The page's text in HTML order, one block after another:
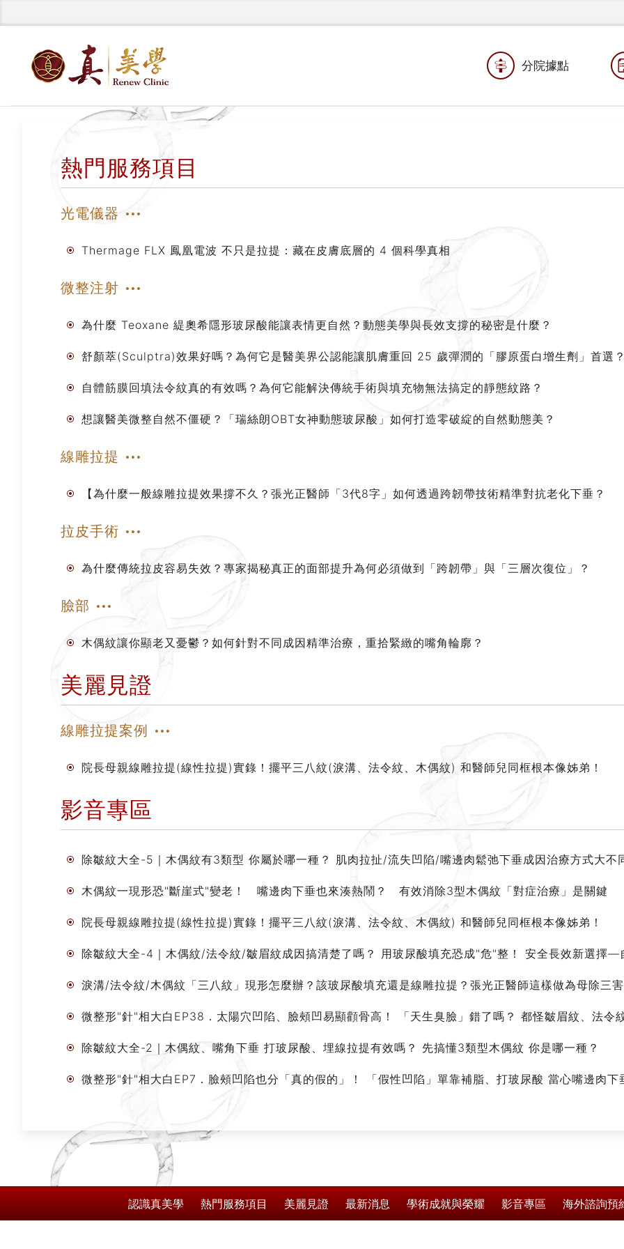
分院據點
熱門服務項目
光電儀器
Thermage FLX 鳳凰電波 不只是拉提：藏在皮膚底層的 4 個科學真相
微整注射
為什麼 Teoxane 緹奧希隱形玻尿酸能讓表情更自然？動態美學與長效支撐的秘密是什麼？
舒顏萃(Sculptra)效果好嗎？為何它是醫美界公認能讓肌膚重回 25 歲彈潤的「膠原蛋白增生劑」首選
自體筋膜回填法令紋真的有效嗎？為何它能解決傳統手術與填充物無法搞定的靜態紋路？
想讓醫美微整自然不僵硬？「瑞絲朗OBT女神動態玻尿酸」如何打造零破綻的自然動態美？
線雕拉提
【為什麼一般線雕拉提效果撐不久？張光正醫師「3代8字」如何透過跨韌帶技術精準對抗老化下垂？
拉皮手術
為什麼傳統拉皮容易失效？專家揭秘真正的面部提升為何必須做到「跨韌帶」與「三層次復位」？
臉部
木偶紋讓你顯老又憂鬱？如何針對不同成因精準治療，重拾緊緻的嘴角輪廓？
美麗見證
線雕拉提案例
院長母親線雕拉提(線性拉提)實錄！擺平三八紋(淚溝、法令紋、木偶紋) 和醫師兒同框根本像姊弟！
影音專區
除皺紋大全-5｜木偶紋有3類型 你屬於哪一種？ 肌肉拉扯/流失凹陷/嘴邊肉鬆弛下垂成因治療方式大不
木偶紋一現形恐"斷崖式"變老！ 嘴邊肉下垂也來湊熱鬧？ 有效消除3型木偶紋「對症治療」是關鍵
院長母親線雕拉提(線性拉提)實錄！擺平三八紋(淚溝、法令紋、木偶紋) 和醫師兒同框根本像姊弟！
除皺紋大全-4｜木偶紋/法令紋/皺眉紋成因搞清楚了嗎？ 用玻尿酸填充恐成"危"整！ 安全長效新選擇—
淚溝/法令紋/木偶紋「三八紋」現形怎麼辦？該玻尿酸填充還是線雕拉提？張光正醫師這樣做為母除三
微整形"針"相大白EP38．太陽穴凹陷、臉頰凹易顯顴骨高！ 「天生臭臉」錯了嗎？ 都怪皺眉紋、法令
除皺紋大全-2｜木偶紋、嘴角下垂 打玻尿酸、埋線拉提有效嗎？ 先搞懂3類型木偶紋 你是哪一種？
微整形"針"相大白EP7．臉頰凹陷也分「真的假的」！ 「假性凹陷」單靠補脂、打玻尿酸 當心嘴邊肉
認識真美學 熱門服務項目 美麗見證 最新消息 學術成就與榮耀 影音專區 海外諮詢預